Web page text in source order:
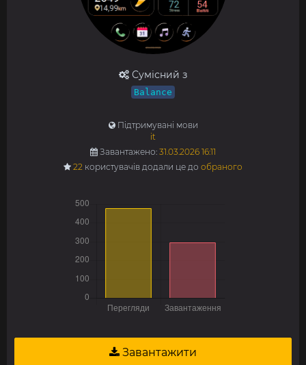
Сумісний з
Balance
Підтримувані мови
it
Завантажено: 31.03.2026 16:11
22 користувачів додали це до обраного
Завантажити